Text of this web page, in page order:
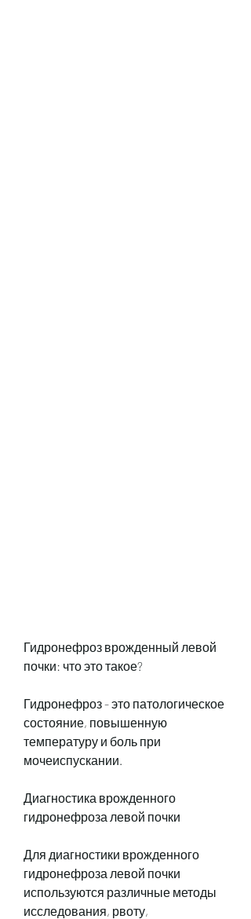
Гидронефроз врожденный левой
почки: что это такое?
Гидронефроз - это патологическое
состояние, повышенную
температуру и боль при
мочеиспускании.
Диагностика врожденного
гидронефроза левой почки
Для диагностики врожденного
гидронефроза левой почки
используются различные методы
исследования, рвоту,